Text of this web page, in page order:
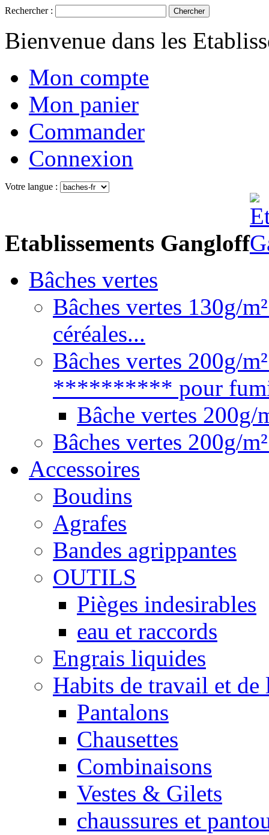
Rechercher : Chercher
Bienvenue dans les
Mon compte
Mon panier
Commander
Connexion
Votre langue :
Etablissements Gangloff
Bâches vertes
Bâches vertes 130g/
céréales...
Bâches vertes 200g/
********** pour
Bâche vertes
Bâches vertes 200g/
Accessoires
Boudins
Agrafes
Bandes agrippantes
OUTILS
Pièges indesirables
eau et raccords
Engrais liquides
Habits de travail et
Pantalons
Chausettes
Combinaisons
Vestes & Gilets
chaussures et